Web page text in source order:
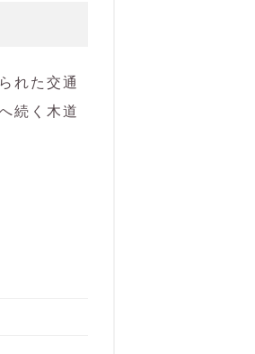
れた交通
続く木道